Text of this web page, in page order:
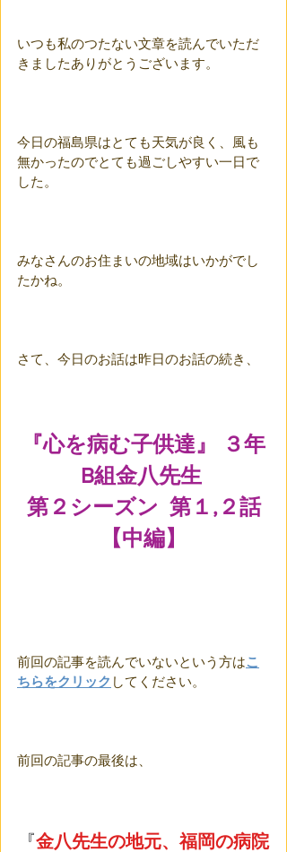
いつも私のつたない文章を読んでいただ
きましたありがとうございます。
今日の福島県はとても天気が良く、風も
無かったのでとても過ごしやすい一日で
した。
みなさんのお住まいの地域はいかがでし
たかね。
さて、今日のお話は昨日のお話の続き、
『心を病む子供達』 ３年
B組金八先生
第２シーズン  第１,２話
【中編】
前回の記事を読んでいないという方はこ
ちらをクリック してください。
前回の記事の最後は、
『金八先生の地元、福岡の病院